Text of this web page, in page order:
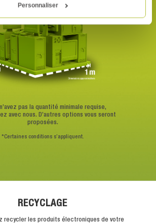
Personnaliser
pas la quantité minimale requise,
avec nous. D’autres options vous seront
proposées.
*Certaines conditions s’appliquent.
RECYCLAGE
recycler les produits électroniques de votre